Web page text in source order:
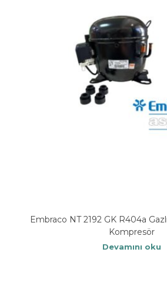
Embraco NT 2192 GK R404a
Kompresör
Devamını oku